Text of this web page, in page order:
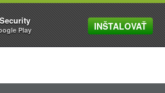
MENU
Play INŠTALOVAŤ